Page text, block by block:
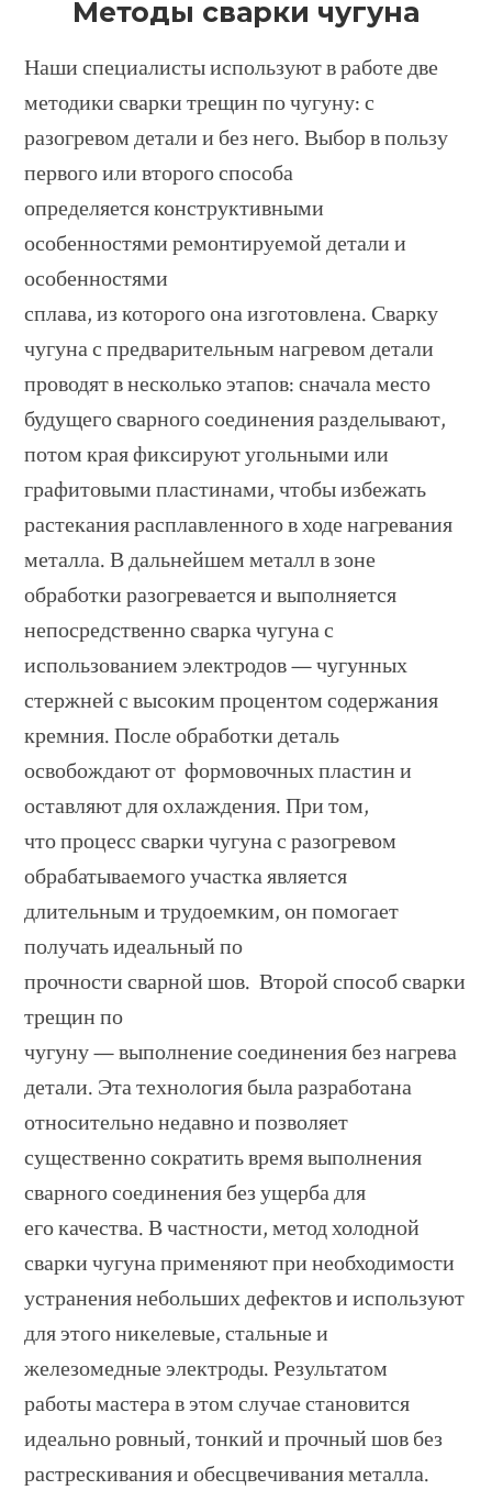
Методы сварки чугуна
Наши специалисты используют в работе две
методики сварки трещин по чугуну: с
разогревом детали и без него. Выбор в пользу
первого или второго способа
определяется конструктивными
особенностями ремонтируемой детали и
особенностями
сплава, из которого она изготовлена. Сварку
чугуна с предварительным нагревом детали
проводят в несколько этапов: сначала место
будущего сварного соединения разделывают,
потом края фиксируют угольными или
графитовыми пластинами, чтобы избежать
растекания расплавленного в ходе нагревания
металла. В дальнейшем металл в зоне
обработки разогревается и выполняется
непосредственно сварка чугуна с
использованием электродов — чугунных
стержней с высоким процентом содержания
кремния. После обработки деталь
освобождают от формовочных пластин и
оставляют для охлаждения. При том,
что процесс сварки чугуна с разогревом
обрабатываемого участка является
длительным и трудоемким, он помогает
получать идеальный по
прочности сварной шов. Второй способ сварки
трещин по
чугуну — выполнение соединения без нагрева
детали. Эта технология была разработана
относительно недавно и позволяет
существенно сократить время выполнения
сварного соединения без ущерба для
его качества. В частности, метод холодной
сварки чугуна применяют при необходимости
устранения небольших дефектов и используют
для этого никелевые, стальные и
железомедные электроды. Результатом
работы мастера в этом случае становится
идеально ровный, тонкий и прочный шов без
растрескивания и обесцвечивания металла.